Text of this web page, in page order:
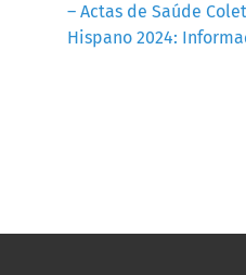
– Actas de Saúde
Hispano 2024: